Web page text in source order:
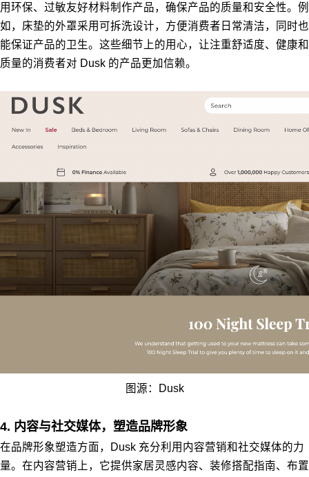
用环保、过敏友好材料制作产品，确保产品的质量和安全性。例
如，床垫的外罩采用可拆洗设计，方便消费者日常清洁，同时也
能保证产品的卫生。这些细节上的用心，让注重舒适度、健康和
质量的消费者对 Dusk 的产品更加信赖。
图源：Dusk
4. 内容与社交媒体，塑造品牌形象
在品牌形象塑造方面，Dusk 充分利用内容营销和社交媒体的力
量。在内容营销上，它提供家居灵感内容、装修搭配指南、布置